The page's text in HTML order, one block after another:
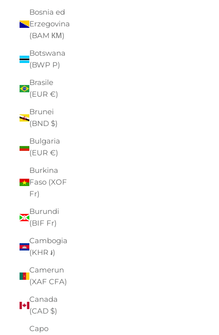
Bosnia ed
Erzegovina
(BAM КМ)
Botswana
(BWP P)
Brasile
(EUR €)
Brunei
(BND $)
Bulgaria
(EUR €)
Burkina
Faso (XOF
Fr)
Burundi
(BIF Fr)
Cambogia
(KHR ៛)
Camerun
(XAF CFA)
Canada
(CAD $)
Capo